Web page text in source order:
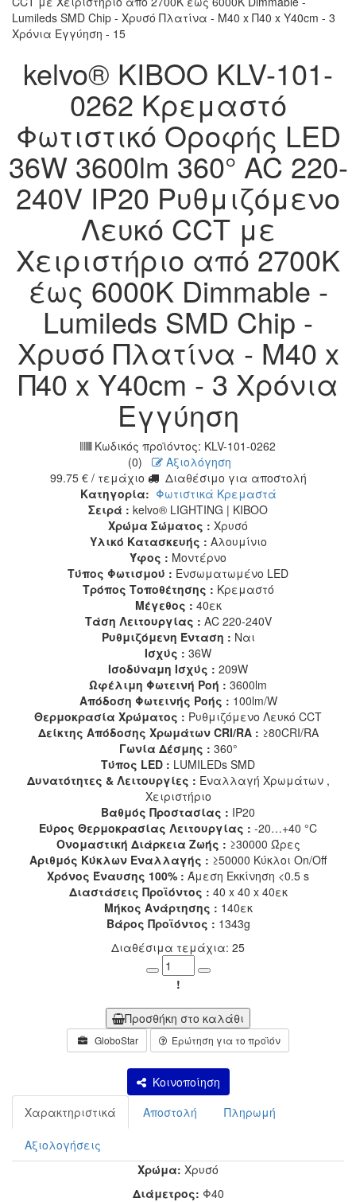
kelvo® KIBOO KLV-101-
0262 Κρεμαστό
Φωτιστικό Οροφής LED
36W 3600lm 360° AC 220-
240V IP20 Ρυθμιζόμενο
Λευκό CCT με
Χειριστήριο από 2700K
έως 6000K Dimmable -
Lumileds SMD Chip -
Χρυσό Πλατίνα - Μ40 x
Π40 x Υ40cm - 3 Χρόνια
Εγγύηση
Κωδικός προϊόντος: KLV-101-0262
(0)
Αξιολόγηση
99.75 € / τεμάχιο
Διαθέσιμο για αποστολή
Κατηγορία: Φωτιστικά Κρεμαστά
Σειρά : kelvo® LIGHTING | KIBOO
Χρώμα Σώματος : Χρυσό
Υλικό Κατασκευής : Αλουμίνιο
Ύφος : Μοντέρνο
Τύπος Φωτισμού : Ενσωματωμένο LED
Τρόπος Τοποθέτησης : Κρεμαστό
Μέγεθος : 40εκ
Τάση Λειτουργίας : AC 220-240V
Ρυθμιζόμενη Ένταση : Ναι
Ισχύς : 36W
Ισοδύναμη Ισχύς : 209W
Ωφέλιμη Φωτεινή Ροή : 3600lm
Απόδοση Φωτεινής Ροής : 100lm/W
Θερμοκρασία Χρώματος : Ρυθμιζόμενο Λευκό CCT
Δείκτης Απόδοσης Χρωμάτων CRI/RA : ≥80CRI/RA
Γωνία Δέσμης : 360°
Τύπος LED : LUMILEDs SMD
Δυνατότητες & Λειτουργίες : Εναλλαγή Χρωμάτων ,
Χειριστήριο
Βαθμός Προστασίας : IP20
Εύρος Θερμοκρασίας Λειτουργίας : -20…+40 °C
Ονομαστική Διάρκεια Ζωής : ≥30000 Ώρες
Αριθμός Κύκλων Εναλλαγής : ≥50000 Κύκλοι On/Off
Χρόνος Έναυσης 100% : Άμεση Εκκίνηση <0.5 s
Διαστάσεις Προϊόντος : 40 x 40 x 40εκ
Μήκος Ανάρτησης : 140εκ
Βάρος Προϊόντος : 1343g
Διαθέσιμα τεμάχια: 25
Minus
Plus
!
Προσθήκη στο καλάθι
GloboStar Ερώτηση για το προϊόν
Κοινοποίηση
Χαρακτηριστικά
Αποστολή Πληρωμή
Αξιολογήσεις
Χρώμα: Χρυσό
Διάμετρος: Φ40